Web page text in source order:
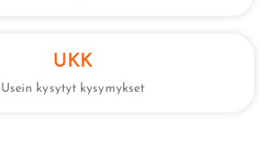
UKK
Usein kysytyt kysymykset